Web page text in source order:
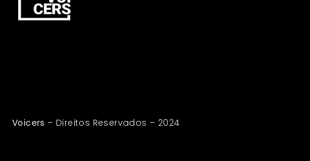
Voicers – Direitos Reservados – 2024